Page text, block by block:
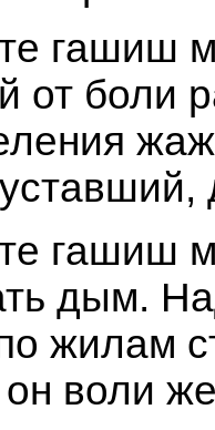
гашиш
от боли
гашиш
дым.
жилам
воли